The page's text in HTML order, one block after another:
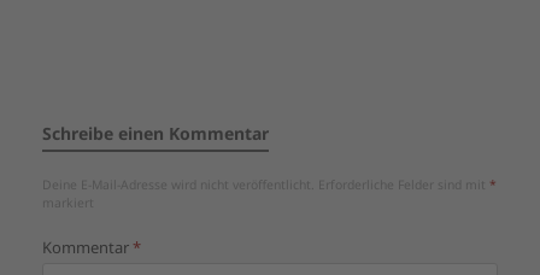
Schreibe einen Kommentar
Deine E-Mail-Adresse wird nicht veröffentlicht. Erforderliche Felder sind mit *
markiert
Kommentar*